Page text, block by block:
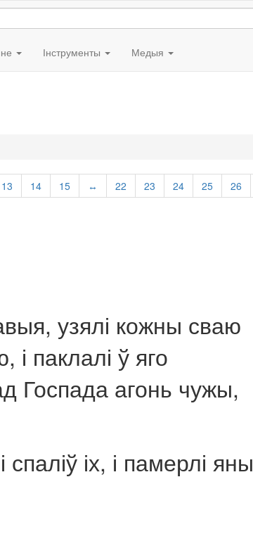
Інструменты Медыя
13 14 15 ↔ 22 23 24 25 26
узялі кожны сваю
і паклалі ў яго
Госпада агонь чужы,
іх, і памерлі яны